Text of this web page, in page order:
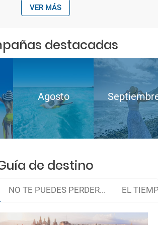
VER MÁS
destacadas
Agosto
de destino
NO TE PUEDES PERDER... EL